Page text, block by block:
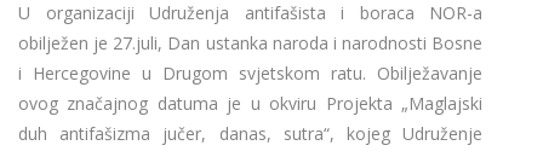
U organizaciji Udruženja antifašista i boraca NOR-a
obilježen je 27.juli, Dan ustanka naroda i narodnosti Bosne
i Hercegovine u Drugom svjetskom ratu. Obilježavanje
ovog značajnog datuma je u okviru Projekta „Maglajski
duh antifašizma jučer, danas, sutra“, kojeg Udruženje